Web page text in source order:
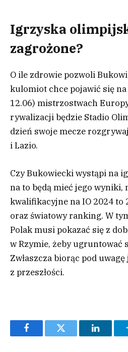
Igrzyska
zagrożone?
O ile zdrowie pozwoli
kulomiot chce pojawić się
12.06) mistrzostwach
rywalizacji będzie Stadio
dzień swoje mecze
i Lazio.
Czy Bukowiecki wystąpi na
na to będą mieć jego
kwalifikacyjne na IO 2024 to
oraz światowy ranking. W
Polak musi pokazać się z
w Rzymie, żeby ugruntować
Zwłaszcza biorąc pod
z przeszłości.
FacebookTwitter LinkedIn